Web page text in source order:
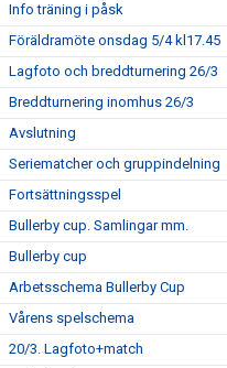
Info träning i påsk
Föräldramöte onsdag 5/4 kl17.45
Lagfoto och breddturnering 26/3
Breddturnering inomhus 26/3
Avslutning
Seriematcher och gruppindelning
Fortsättningsspel
Bullerby cup. Samlingar mm.
Bullerby cup
Arbetsschema Bullerby Cup
Vårens spelschema
20/3. Lagfoto+match